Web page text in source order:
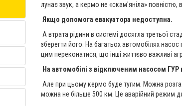
лунає звук, а кермо не «скам'яніла» повністю,
Якщо допомога евакуатора недоступна.
А втрата рідини в системі досягла третьої
зберегти його. На багатьох автомобілях
цим переконатися, що інші життєво важливі
На автомобілі з відключеним насосом ГУР
Але при цьому кермо буде тугим. Можна
можна не більше 500 км. Це аварійний режим